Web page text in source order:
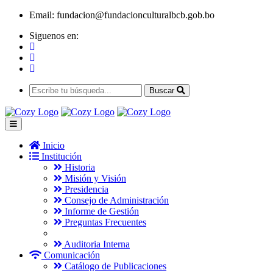
Email: fundacion@fundacionculturalbcb.gob.bo
Siguenos en:
Buscar
Inicio
Institución
Historia
Misión y Visión
Presidencia
Consejo de Administración
Informe de Gestión
Preguntas Frecuentes
Auditoria Interna
Comunicación
Catálogo de Publicaciones